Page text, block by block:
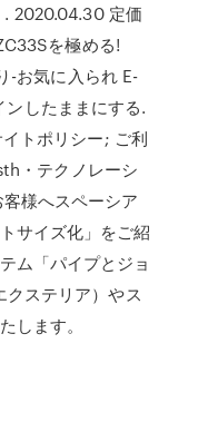
. 2020.04.30 定価
を極める!
-お気に入られ E-
したままにする.
トポリシー; ご利
・テクノレーシ
様へスペーシア
サイズ化」をご紹
ム「パイプとジョ
ステリア）やス
します。